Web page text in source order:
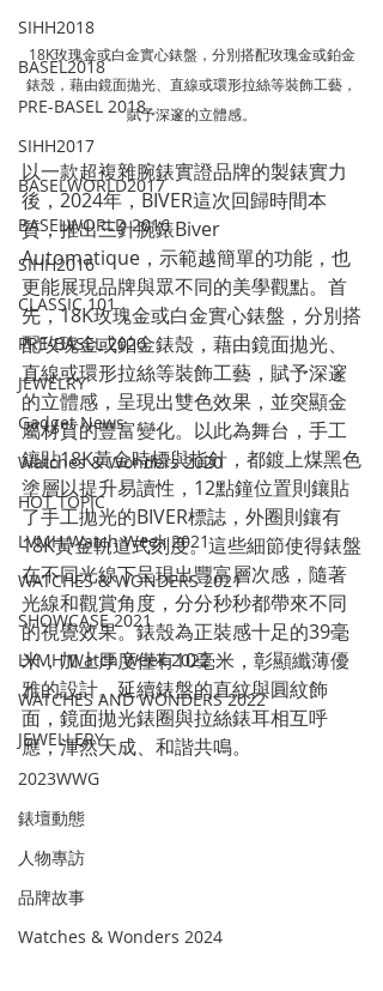
SIHH2018
BASEL2018
PRE-BASEL 2018
SIHH2017
BASELWORLD2017
BASELWORLD 2016
SIHH2016
CLASSIC 101
PRE-BASEL 2020
JEWELRY
Gadget News
Watches & Wonders 2020
HOT TOPIC
LVMH Watch Week 2021
WATCHES & WONDERS 2021
SHOWCASE 2021
LVMH Watch Week 2022
WATCHES AND WONDERS 2022
JEWELLERY
2023WWG
錶壇動態
人物專訪
品牌故事
Watches & Wonders 2024
18K玫瑰金或白金實心錶盤，分別搭配玫瑰金或鉑金
錶殼，藉由鏡面拋光、直線或環形拉絲等裝飾工藝，
賦予深邃的立體感。
以一款超複雜腕錶實證品牌的製錶實力
後，2024年，BIVER這次回歸時間本
質，推出三針腕錶Biver
Automatique，示範越簡單的功能，也
更能展現品牌與眾不同的美學觀點。首
先，18K玫瑰金或白金實心錶盤，分別搭
配玫瑰金或鉑金錶殼，藉由鏡面拋光、
直線或環形拉絲等裝飾工藝，賦予深邃
的立體感，呈現出雙色效果，並突顯金
屬材質的豐富變化。以此為舞台，手工
鑲貼18K黃金時標與指針，都鍍上煤黑色
塗層以提升易讀性，12點鐘位置則鑲貼
了手工拋光的BIVER標誌，外圈則鑲有
18K黃金軌道式刻度。這些細節使得錶盤
在不同光線下呈現出豐富層次感，隨著
光線和觀賞角度，分分秒秒都帶來不同
的視覺效果。錶殼為正裝感十足的39毫
米，加上厚度僅有10毫米，彰顯纖薄優
雅的設計。延續錶盤的直紋與圓紋飾
面，鏡面拋光錶圈與拉絲錶耳相互呼
應，渾然天成、和諧共鳴。